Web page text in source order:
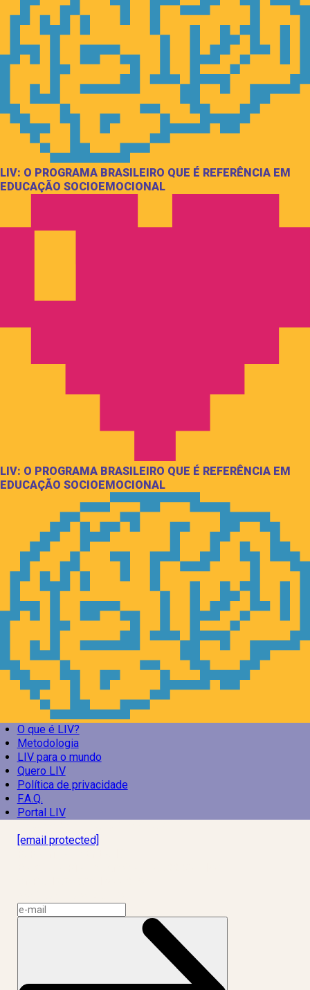
LIV: O PROGRAMA BRASILEIRO QUE É REFERÊNCIA EM
EDUCAÇÃO SOCIOEMOCIONAL
LIV: O PROGRAMA BRASILEIRO QUE É REFERÊNCIA EM
EDUCAÇÃO SOCIOEMOCIONAL
O que é LIV?
Metodologia
LIV para o mundo
Quero LIV
Política de privacidade
F.A.Q.
Portal LIV
[email protected]